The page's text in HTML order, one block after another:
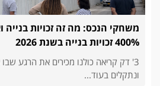
משחקי הנכס: מה זה זכויות בנייה
400% זכויות בנייה בשנת 2026
3' דק קריאה כולנו מכירים את הרגע
ונתקלים בעוד...